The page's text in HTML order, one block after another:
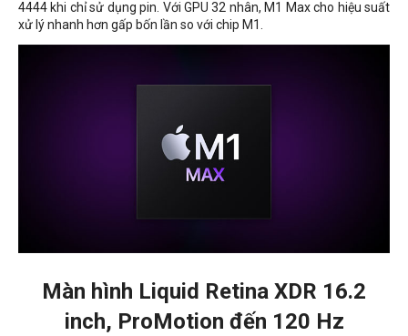
4444 khi chỉ sử dụng pin . Với GPU 32 nhân, M1 Max cho hiệu suất
xử lý nhanh hơn gấp bốn lần so với chip M1.
Màn hình Liquid Retina XDR 16.2
inch, ProMotion đến 120 Hz